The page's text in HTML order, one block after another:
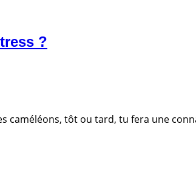
?
caméléons, tôt ou tard, tu fera une